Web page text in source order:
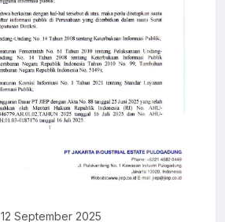
12 September 2025